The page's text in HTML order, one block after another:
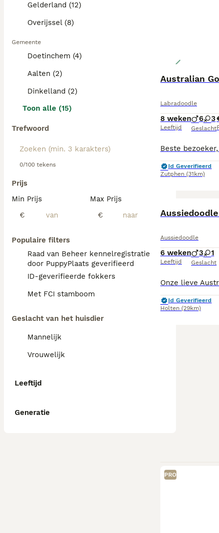
Gelderland (12)
Overijssel (8)
Gemeente
Doetinchem (4)
Aalten (2)
Dinkelland (2)
Toon alle (15)
Trefwoord
0/100 tekens
Prijs
Min Prijs
€
Max Prijs
€
Populaire filters
Raad van Beheer kennelregistratie
door PuppyPlaats geverifieerd
ID-geverifieerde fokkers
Met FCI stamboom
Geslacht van het huisdier
Mannelijk
Vrouwelijk
Leeftijd
Generatie
Australian
Labradoodle
8 weken
Leeftijd
6 3
Geslacht
Id Geverifieerd
Zutphen (31km)
Aussiedoodle
6 weken
Leeftijd
3 1
Geslacht
Id Geverifieerd
Holten (29km)
PRO